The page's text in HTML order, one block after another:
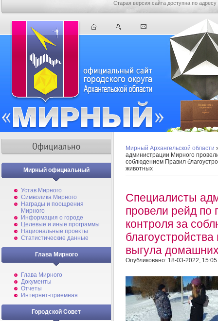
Старая версия сайта доступна по адресу
Мирный официальный
Устав Мирного
Символика Мирного
Награды и поощрения
Мирного
Информация о городе
Целевые и иные программы
Национальные проекты
Статистические данные
Глава Мирного
Глава Мирного
Документы
Отчеты
Интернет-приемная
Городской Совет
Мирный Архангельской области
администрации Мирного
соблюдением Правил
животных
Специалисты
провели рейд по
контроля за
выгула
Опубликовано: 18-03-2022, 15:05